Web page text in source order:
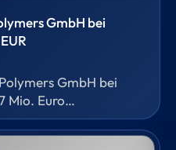
GmbH bei
GmbH bei
Mio. Euro
ein
aus der Sparkasse